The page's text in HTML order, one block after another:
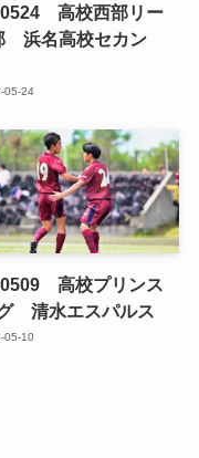
高校西部リー
浜名高校セカン
05-24
高校プリンス
清水エスパルス
05-10